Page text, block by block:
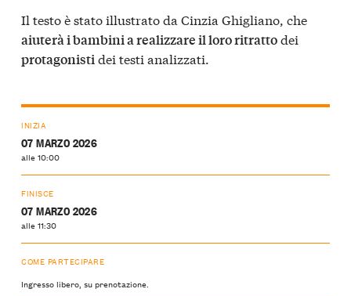
Il testo è stato illustrato da Cinzia Ghigliano, che
aiuterà i bambini a realizzare il loro ritrattodei
protagonistidei testi analizzati.
INIZIA
07 MARZO 2026
alle 10:00
FINISCE
07 MARZO 2026
alle 11:30
COME PARTECIPARE
Ingresso libero, su prenotazione.